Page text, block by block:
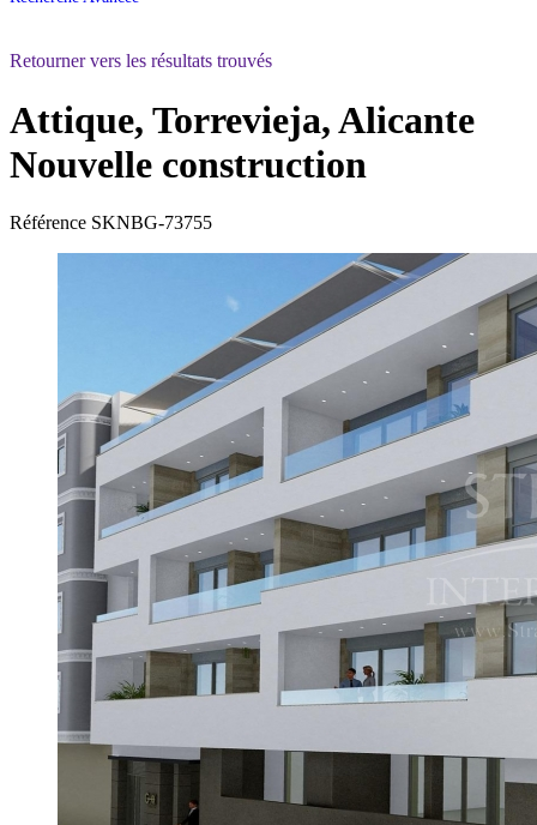
Retourner vers les résultats trouvés
Attique, Torrevieja, Alicante
Nouvelle construction
Référence SKNBG-73755